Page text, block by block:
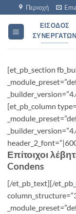
Μετάβαση
στο
περιεχόμενο
Περιοχή
ΕΊΣΟΔΟΣ
ΣΥΝΕΡΓΑΤΏΝ
[et_pb_section
[et_pb_column
Επίτοιχοι
Condens
[/et_pb_text][/